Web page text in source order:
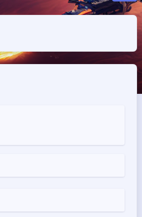
浅阴影 深阴影